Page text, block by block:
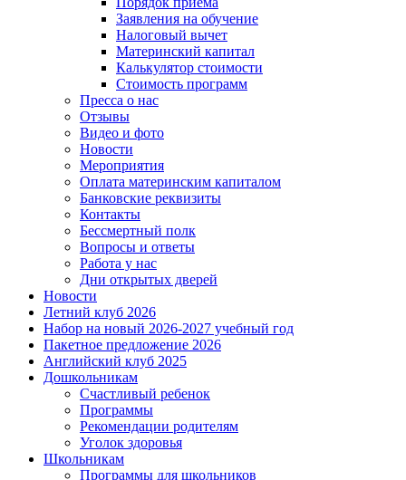
Заявления на обучение
Налоговый вычет
Материнский капитал
Калькулятор стоимости
Стоимость программ
Пресса о нас
Отзывы
Видео и фото
Новости
Мероприятия
Оплата материнским капиталом
Банковские реквизиты
Контакты
Бессмертный полк
Вопросы и ответы
Работа у нас
Дни открытых дверей
Новости
Летний клуб 2026
Набор на новый 2026-2027 учебный год
Пакетное предложение 2026
Английский клуб 2025
Дошкольникам
Счастливый ребенок
Программы
Рекомендации родителям
Уголок здоровья
Школьникам
Программы для школьников